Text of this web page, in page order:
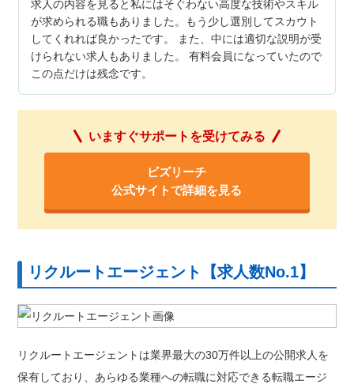
求人の内容を見ると私にはそぐわない高度な技術やスキル
が求められる職もありました。もう少し選別してスカウト
してくれれば良かったです。 また、中には適切な説明が受
けられない求人もありました。 有料会員になっていたので
この点だけは残念です。
いますぐサポートを受けてみる
ビズリーチ
公式サイトで詳細を見る
リクルートエージェント【求人数No.1】
リクルートエージェントは業界最大の30万件以上の公開求人を
保有しており、あらゆる業種への転職に対応できる転職エージ